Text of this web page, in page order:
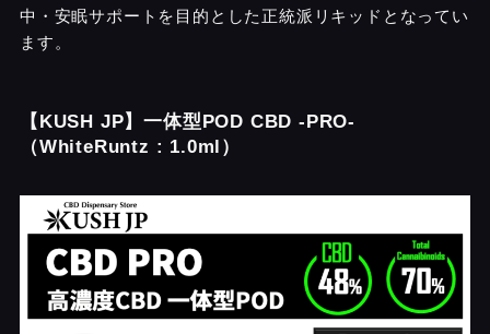
中・安眠サポートを目的とした正統派リキッドとなってい
ます。
【KUSH JP】一体型POD CBD -PRO-
（WhiteRuntz : 1.0ml）